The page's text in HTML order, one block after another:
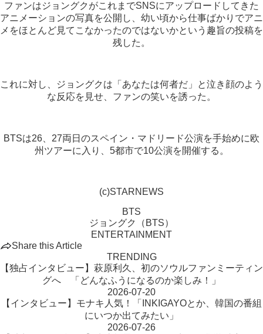
ファンはジョングクがこれまでSNSにアップロードしてきた
アニメーションの写真を公開し、幼い頃から仕事ばかりでアニ
メをほとんど見てこなかったのではないかという趣旨の投稿を
残した。
これに対し、ジョングクは「あなたは何者だ」と泣き顔のよう
な反応を見せ、ファンの笑いを誘った。
BTSは26、27両日のスペイン・マドリード公演を手始めに欧
州ツアーに入り、5都市で10公演を開催する。
(c)STARNEWS
BTS
ジョングク（BTS）
ENTERTAINMENT
Share this Article
TRENDING
【独占インタビュー】萩原利久、初のソウルファンミーティン
グへ 「どんなふうになるのか楽しみ！」
2026-07-20
【インタビュー】モナキ人気！「INKIGAYOとか、韓国の番組
にいつか出てみたい」
2026-07-26